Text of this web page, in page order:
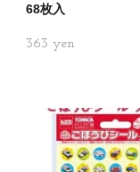
68枚入
363